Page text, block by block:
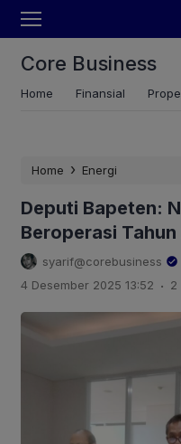
Core Business
Home Finansial
Home › Energi
Deputi Bapeten:
Beroperasi
syarif@corebusiness
4 Desember 2025 13:52 . 2